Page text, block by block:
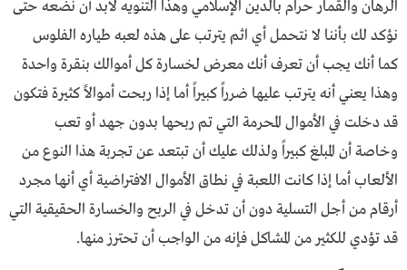
الرهان والقمار حرام بالدين الإسلامي وهذا التنويه لابد أن نضعه حتى
نؤكد لك بأننا لا نتحمل أي اثم يترتب على هذه لعبه طياره الفلوس
كما أنك يجب أن تعرف أنك معرض لخسارة كل أموالك بنقرة واحدة
وهذا يعني أنه يترتب عليها ضرراً كبيراً أما إذا ربحت أموالاً كثيرة فتكون
قد دخلت في الأموال المحرمة التي تم ربحها بدون جهد أو تعب
وخاصة أن المبلغ كبيراً ولذلك عليك أن تبتعد عن تجربة هذا النوع من
الألعاب أما إذا كانت اللعبة في نطاق الأموال الافتراضية أي أنها مجرد
أرقام من أجل التسلية دون أن تدخل في الربح والخسارة الحقيقية التي
قد تؤدي للكثير من المشاكل فإنه من الواجب أن تحترز منها.